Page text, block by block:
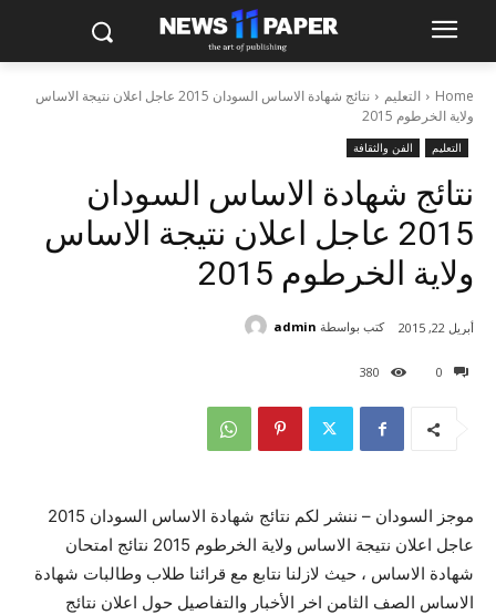
Home التعليم
نتائج شهادة الاساس السودان 2015 عاجل اعلان نتيجة الاساس
ولاية الخرطوم 2015
التعليم الفن والثقافة
نتائج شهادة الاساس السودان
2015 عاجل اعلان نتيجة الاساس
ولاية الخرطوم 2015
0
380
أبريل 22, 2015 كتب بواسطة admin
موجز السودان – ننشر لكم نتائج شهادة الاساس السودان 2015
عاجل اعلان نتيجة الاساس ولاية الخرطوم 2015 نتائج امتحان
شهادة الاساس ، حيث لازلنا نتابع مع قرائنا طلاب وطالبات شهادة
الاساس الصف الثامن اخر الأخبار والتفاصيل حول اعلان نتائج